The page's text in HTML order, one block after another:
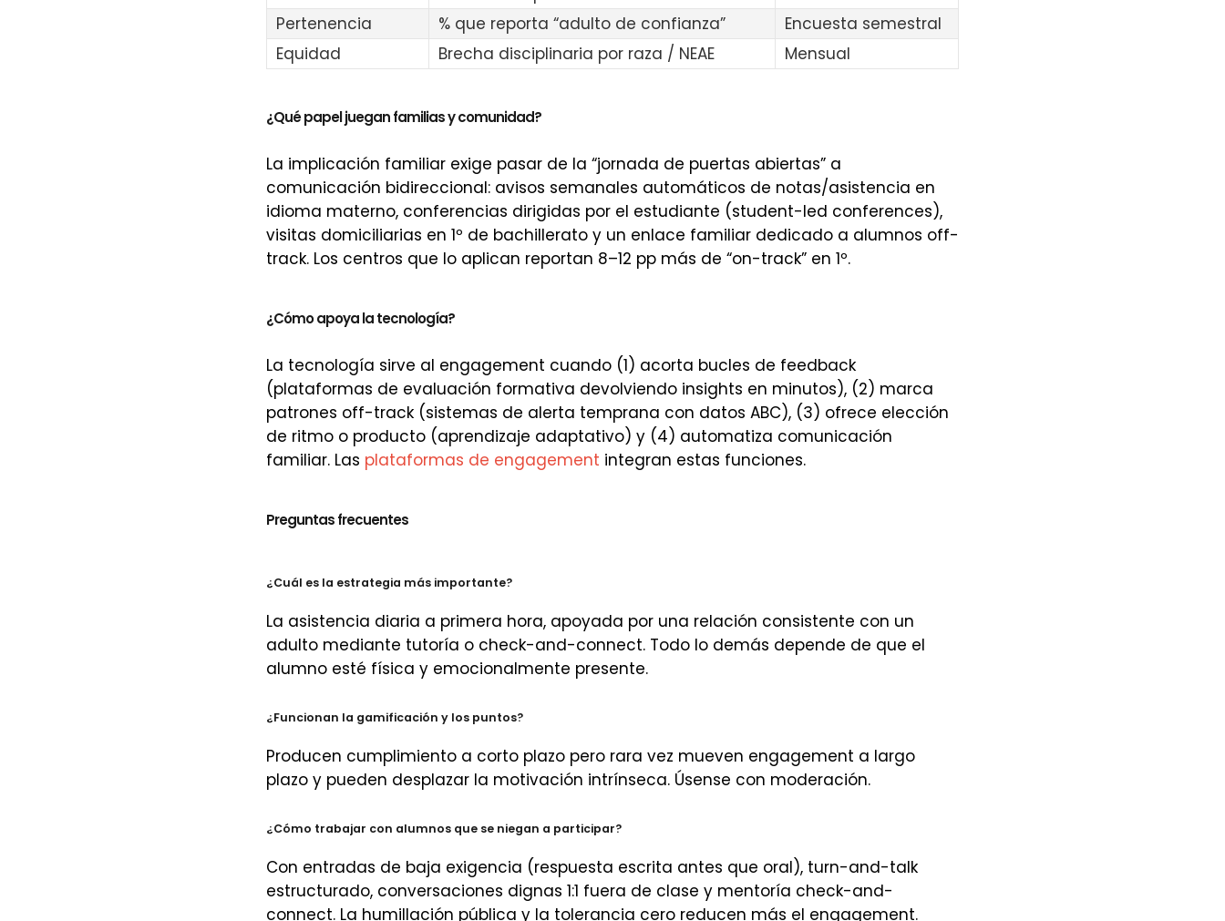
Pertenencia
% que reporta “adulto de confianza”
Encuesta semestral
Equidad
Brecha disciplinaria por raza / NEAE Mensual
¿Qué papel juegan familias y comunidad?
La implicación familiar exige pasar de la “jornada de puertas abiertas” a
comunicación bidireccional: avisos semanales automáticos de notas/asistencia en
idioma materno, conferencias dirigidas por el estudiante (student-led conferences),
visitas domiciliarias en 1º de bachillerato y un enlace familiar dedicado a alumnos off-
track. Los centros que lo aplican reportan 8–12 pp más de “on-track” en 1º.
¿Cómo apoya la tecnología?
La tecnología sirve al engagement cuando (1) acorta bucles de feedback
(plataformas de evaluación formativa devolviendo insights en minutos), (2) marca
patrones off-track (sistemas de alerta temprana con datos ABC), (3) ofrece elección
de ritmo o producto (aprendizaje adaptativo) y (4) automatiza comunicación
familiar. Las plataformas de engagement integran estas funciones.
Preguntas frecuentes
¿Cuál es la estrategia más importante?
La asistencia diaria a primera hora, apoyada por una relación consistente con un
adulto mediante tutoría o check-and-connect. Todo lo demás depende de que el
alumno esté física y emocionalmente presente.
¿Funcionan la gamificación y los puntos?
Producen cumplimiento a corto plazo pero rara vez mueven engagement a largo
plazo y pueden desplazar la motivación intrínseca. Úsense con moderación.
¿Cómo trabajar con alumnos que se niegan a participar?
Con entradas de baja exigencia (respuesta escrita antes que oral), turn-and-talk
estructurado, conversaciones dignas 1:1 fuera de clase y mentoría check-and-
connect. La humillación pública y la tolerancia cero reducen más el engagement.